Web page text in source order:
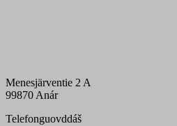
Menesjärventie 2 A
99870 Anár
Telefonguovddáš